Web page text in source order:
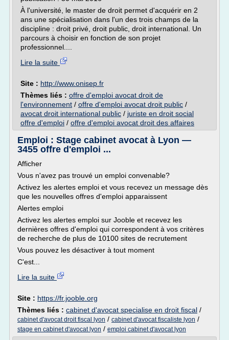
À l'université, le master de droit permet d'acquérir en 2
ans une spécialisation dans l'un des trois champs de la
discipline : droit privé, droit public, droit international. Un
parcours à choisir en fonction de son projet
professionnel....
Lire la suite
Site : http://www.onisep.fr
Thèmes liés : offre d'emploi avocat droit de
l'environnement / offre d'emploi avocat droit public /
avocat droit international public / juriste en droit social
offre d'emploi / offre d'emploi avocat droit des affaires
Emploi : Stage cabinet avocat à Lyon —
3455 offre d'emploi ...
Afficher
Vous n'avez pas trouvé un emploi convenable?
Activez les alertes emploi et vous recevez un message dès
que les nouvelles offres d'emploi apparaissent
Alertes emploi
Activez les alertes emploi sur Jooble et recevez les
dernières offres d'emploi qui correspondent à vos critères
de recherche de plus de 10100 sites de recrutement
Vous pouvez les désactiver à tout moment
C'est...
Lire la suite
Site : https://fr.jooble.org
Thèmes liés : cabinet d'avocat specialise en droit fiscal /
cabinet d'avocat droit fiscal lyon / cabinet d'avocat fiscaliste lyon /
stage en cabinet d'avocat lyon / emploi cabinet d'avocat lyon